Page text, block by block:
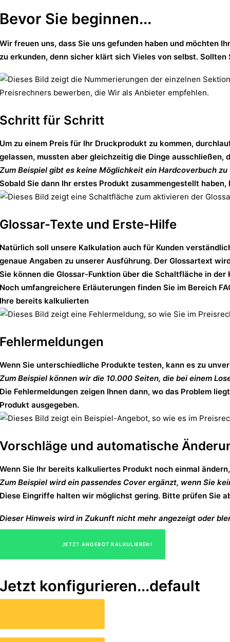
Sie beginnen...
freuen uns, dass Sie uns gefunden haben und möchten
erkunden, denn sicher klärt sich Vieles von selbst.
für Schritt
zu einem Preis für Ihr Druckprodukt zu kommen,
mussten aber gleichzeitig die Dinge ausschließen,
Beispiel gibt es keine Möglichkeit ein Hardcoverbuch zu
Sie dann Ihr erstes Produkt zusammengestellt
Texte und Erste-Hilfe
soll unsere Kalkulation auch für Kunden
Angaben zu unserer Ausführung. Der Glossartext
können die Glossar-Funktion über die Schaltfläche in der
umfangreichere Erläuterungen finden Sie im Bereich
bereits kalkulierten
Sie unterschiedliche Produkte testen, kann es zu
Beispiel können wir die 10.000 Seiten, die bei einem
Fehlermeldungen zeigen Ihnen dann, wo das Problem
ausgegeben.
und automatische
Sie Ihr bereits kalkuliertes Produkt noch einmal
Beispiel wird ein passendes Cover ergänzt, wenn Sie
Eingriffe halten wir möglichst gering. Bitte prüfen Sie
Hinweis wird in Zukunft nicht mehr angezeigt oder
					JETZT ANGEBOT KALKULIEREN!
konfigurieren...default